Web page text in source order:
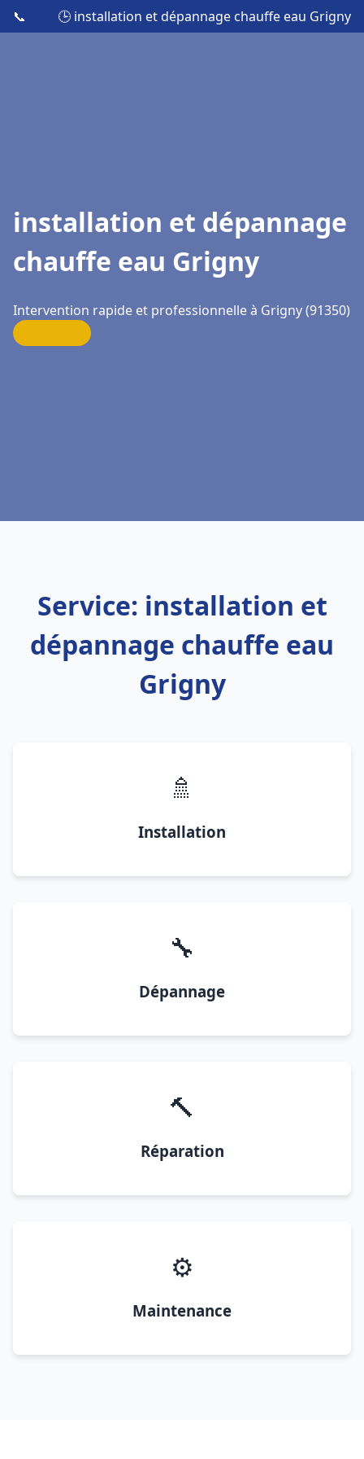
📞 🕒 installation et dépannage chauffe eau Grigny
installation et dépannage
chauffe eau Grigny
Intervention rapide et professionnelle à Grigny (91350)
Service: installation et
dépannage chauffe eau
Grigny
🚿
Installation
🔧
Dépannage
🔨
Réparation
⚙️
Maintenance